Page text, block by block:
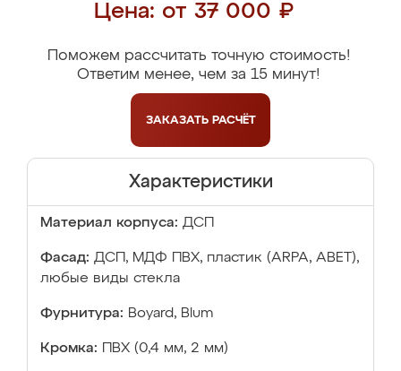
Цена: от 37 000 ₽
Поможем рассчитать точную стоимость!
Ответим менее, чем за 15 минут!
ЗАКАЗАТЬ РАСЧЁТ
Характеристики
Материал корпуса: ДСП
Фасад: ДСП, МДФ ПВХ, пластик (ARPA, ABET),
любые виды стекла
Фурнитура: Boyard, Blum
Кромка: ПВХ (0,4 мм, 2 мм)